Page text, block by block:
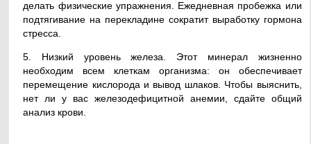
делать физические упражнения. Ежедневная пробежка или
подтягивание на перекладине сократит выработку гормона
стресса.
5. Низкий уровень железа. Этот минерал жизненно
необходим всем клеткам организма: он обеспечивает
перемещение кислорода и вывод шлаков. Чтобы выяснить,
нет ли у вас железодефицитной анемии, сдайте общий
анализ крови.